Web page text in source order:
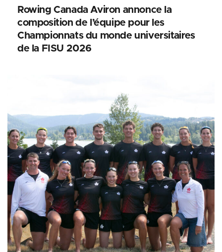
Rowing Canada Aviron annonce la
composition de l’équipe pour les
Championnats du monde universitaires
de la FISU 2026